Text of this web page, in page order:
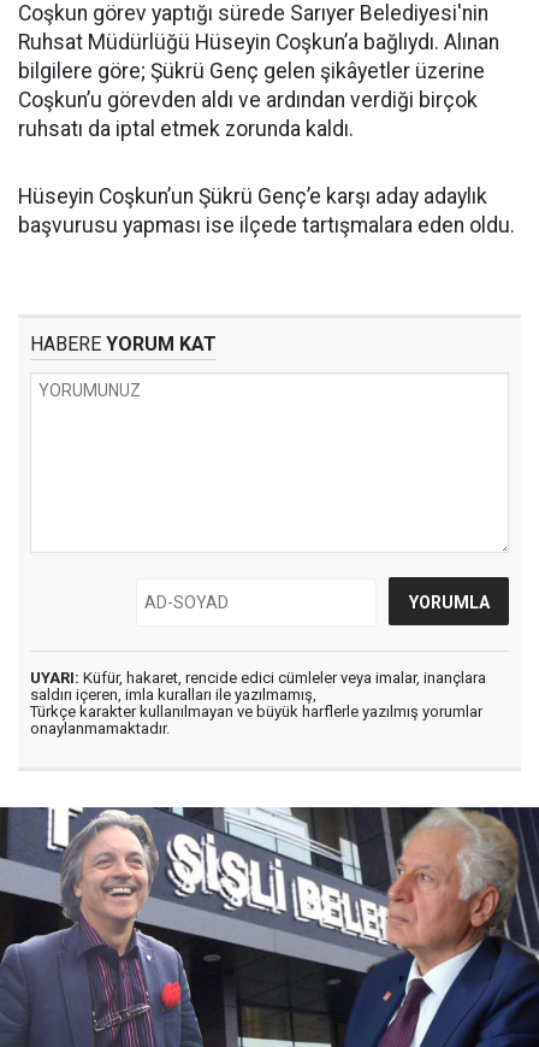
Coşkun görev yaptığı sürede Sarıyer Belediyesi'nin
Ruhsat Müdürlüğü Hüseyin Coşkun’a bağlıydı. Alınan
bilgilere göre; Şükrü Genç gelen şikâyetler üzerine
Coşkun’u görevden aldı ve ardından verdiği birçok
ruhsatı da iptal etmek zorunda kaldı.
Hüseyin Coşkun’un Şükrü Genç’e karşı aday adaylık
başvurusu yapması ise ilçede tartışmalara eden oldu.
HABERE YORUM KAT
UYARI: Küfür, hakaret, rencide edici cümleler veya imalar, inançlara
saldırı içeren, imla kuralları ile yazılmamış,
Türkçe karakter kullanılmayan ve büyük harflerle yazılmış yorumlar
onaylanmamaktadır.